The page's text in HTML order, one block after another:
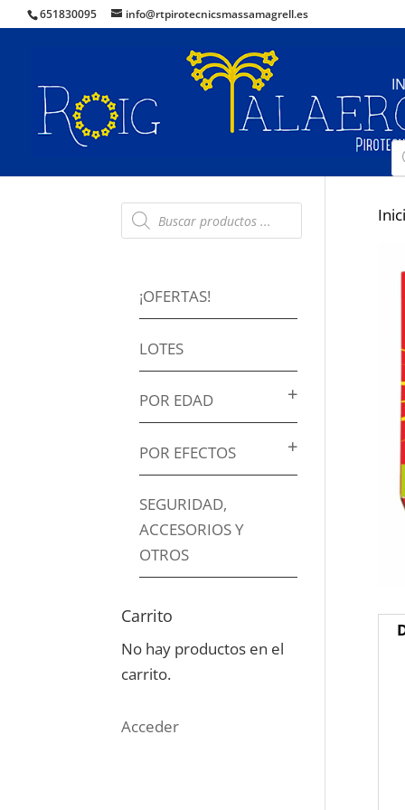
651830095 info@rtpirotecnicsmassamagrell.es
de
Búsqueda
de
productos
¡OFERTAS!
LOTES
POR EDAD
POR EFECTOS
SEGURIDAD,
ACCESORIOS Y
OTROS
Carrito
No hay productos en el
carrito.
Acceder